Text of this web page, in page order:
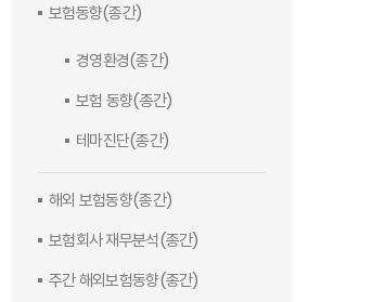
보험동향(종간)
경영환경(종간)
보험 동향(종간)
테마진단(종간)
해외 보험동향(종간)
보험회사 재무분석(종간)
주간 해외보험동향(종간)